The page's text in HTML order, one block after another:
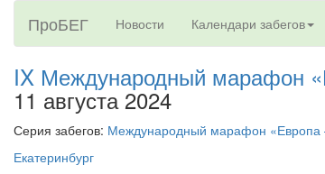
ПроБЕГ Новости Календари забегов
IX Международный марафон
11 августа 2024
Серия забегов: Международный марафон
Екатеринбург